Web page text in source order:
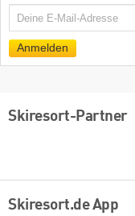
E-
Anmelden
Skiresort-Partner
Skiresort.de App